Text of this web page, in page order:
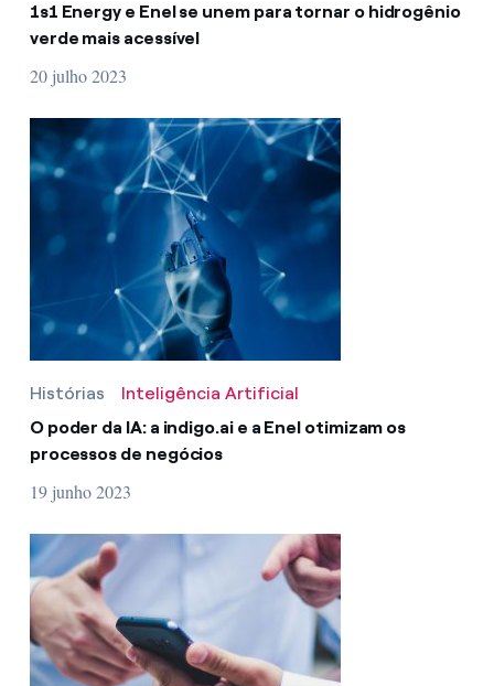
1s1 Energy e Enel se unem para tornar o hidrogênio
verde mais acessível
20 julho 2023
Histórias
Inteligência Artificial
O poder da IA: a indigo.ai e a Enel otimizam os
processos de negócios
19 junho 2023